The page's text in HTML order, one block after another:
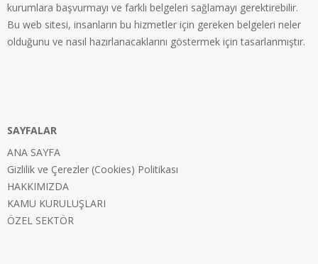
kurumlara başvurmayı ve farklı belgeleri sağlamayı gerektirebilir.
Bu web sitesi, insanların bu hizmetler için gereken belgeleri neler
olduğunu ve nasıl hazırlanacaklarını göstermek için tasarlanmıştır.
SAYFALAR
ANA SAYFA
Gizlilik ve Çerezler (Cookies) Politikası
HAKKIMIZDA
KAMU KURULUŞLARI
ÖZEL SEKTÖR